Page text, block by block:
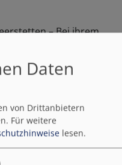
– Bei ihrem
November 2016 hatten
Umweltbeauftragten
den
der
Dr. Wolfgang
kirchlichen
Daten
von Drittanbietern
Für weitere
lesen.